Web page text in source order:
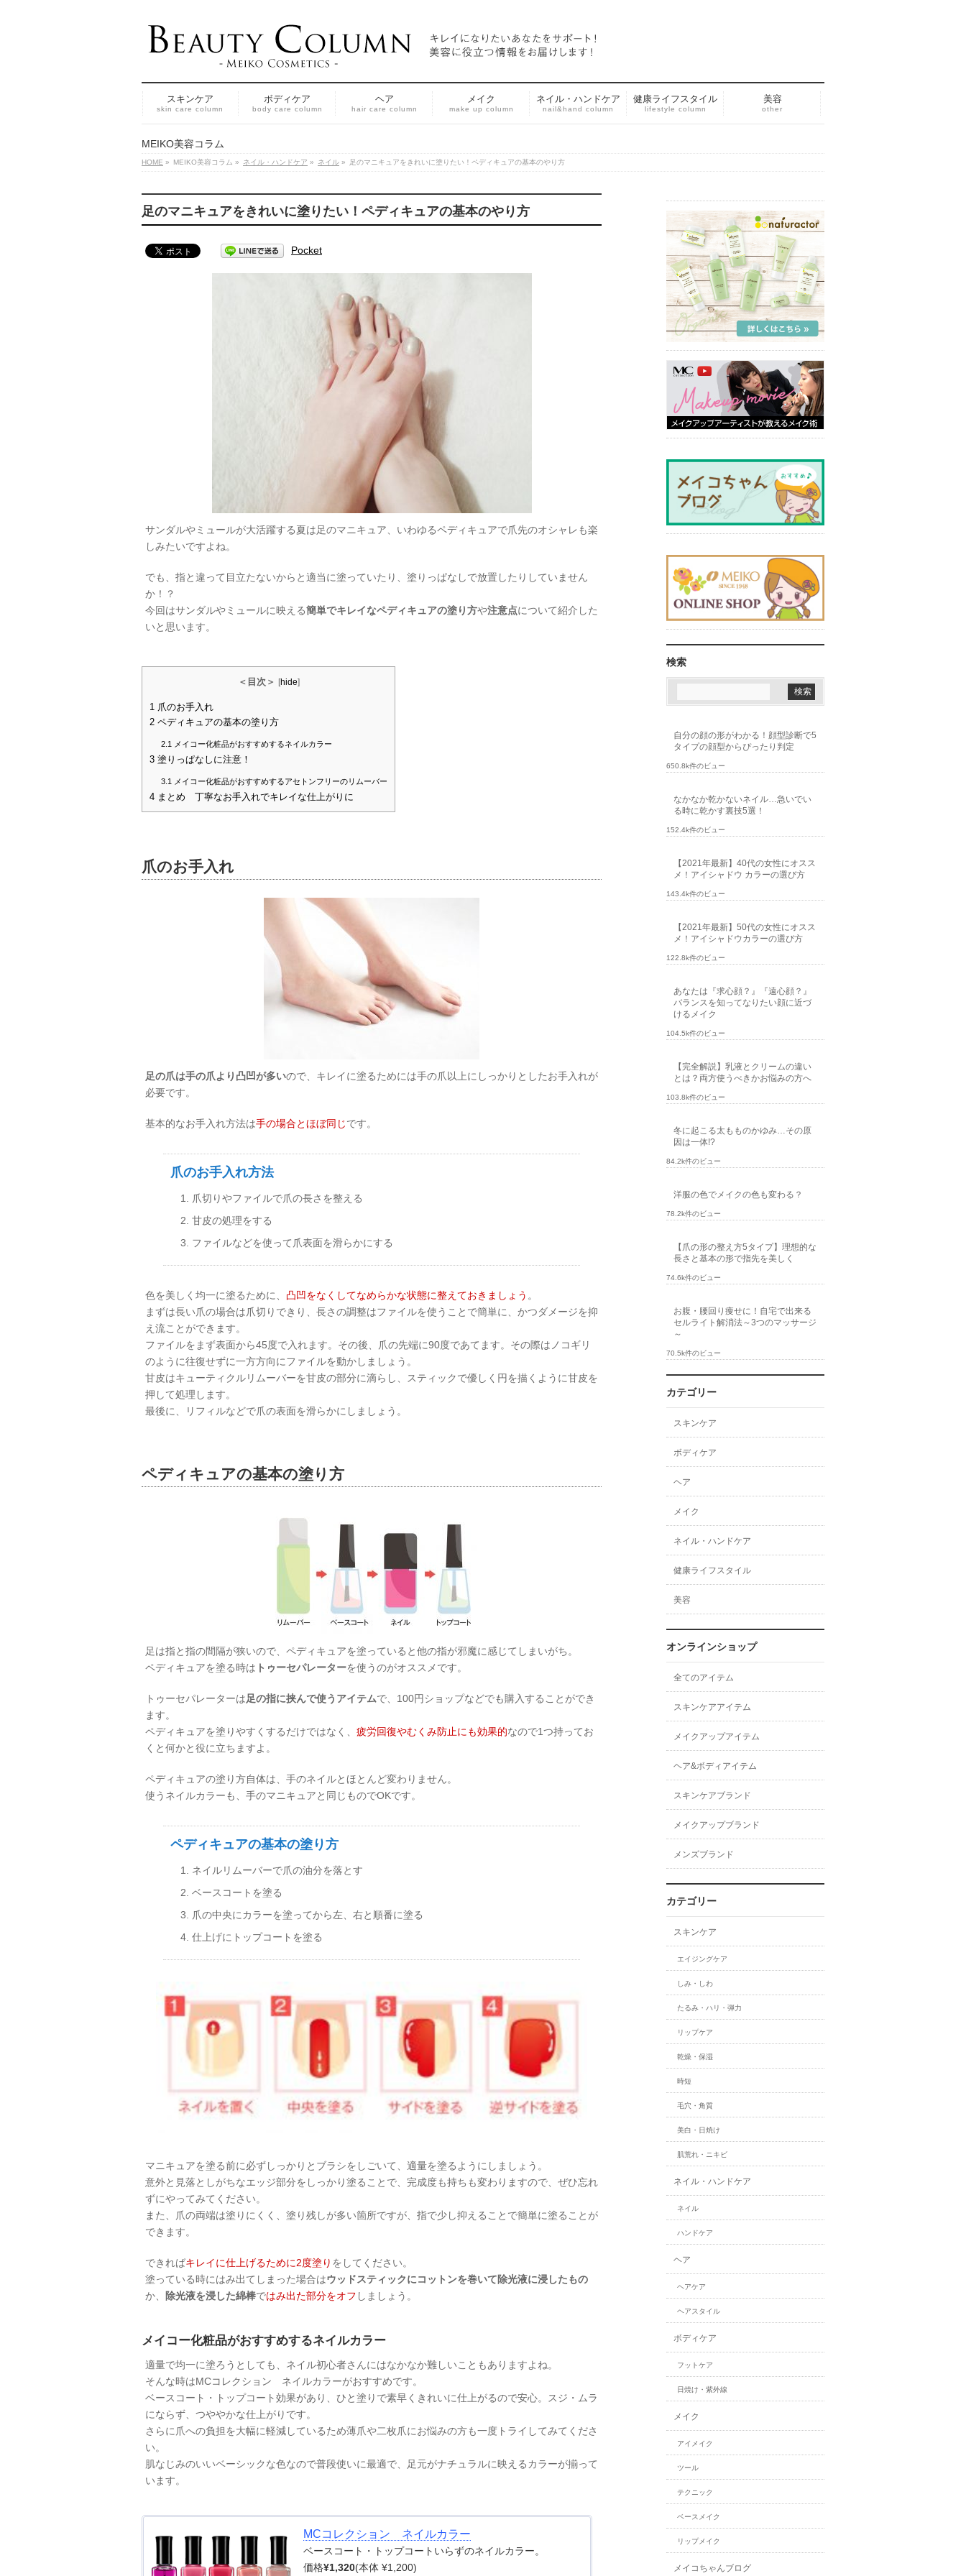
スキンケア
skin care column
ボディケア
body care column
ヘア
hair care column
メイク
make up column
ネイル・ハンドケア
nail&hand column
健康ライフスタイル
lifestyle column
美容
other
MEIKO美容コラム
HOME » MEIKO美容コラム » ネイル・ハンドケア » ネイル » 足のマニキュアをきれいに塗りたい！ペディキュアの基本のやり方
足のマニキュアをきれいに塗りたい！ペディキュアの基本のやり方
Pocket
サンダルやミュールが大活躍する夏は足のマニキュア、いわゆるペディキュアで爪先のオシャレも楽
しみたいですよね。
でも、指と違って目立たないからと適当に塗っていたり、塗りっぱなしで放置したりしていません
か！？
今回はサンダルやミュールに映える簡単でキレイなペディキュアの塗り方や注意点について紹介した
いと思います。
＜目次＞ [hide]
1 爪のお手入れ
2 ペディキュアの基本の塗り方
2.1 メイコー化粧品がおすすめするネイルカラー
3 塗りっぱなしに注意！
3.1 メイコー化粧品がおすすめするアセトンフリーのリムーバー
4 まとめ 丁寧なお手入れでキレイな仕上がりに
爪のお手入れ
足の爪は手の爪より凸凹が多いので、キレイに塗るためには手の爪以上にしっかりとしたお手入れが
必要です。
基本的なお手入れ方法は手の場合とほぼ同じです。
爪のお手入れ方法
爪切りやファイルで爪の長さを整える
甘皮の処理をする
ファイルなどを使って爪表面を滑らかにする
色を美しく均一に塗るために、 凸凹をなくしてなめらかな状態に整えておきましょう 。
まずは長い爪の場合は爪切りできり、長さの調整はファイルを使うことで簡単に、かつダメージを抑
え流ことができます。
ファイルをまず表面から45度で入れます。その後、爪の先端に90度であてます。その際はノコギリ
のように往復せずに一方方向にファイルを動かしましょう。
甘皮はキューティクルリムーバーを甘皮の部分に滴らし、スティックで優しく円を描くように甘皮を
押して処理します。
最後に、リフィルなどで爪の表面を滑らかにしましょう。
ペディキュアの基本の塗り方
足は指と指の間隔が狭いので、ペディキュアを塗っていると他の指が邪魔に感じてしまいがち。
ペディキュアを塗る時は トゥーセパレーターを使うのがオススメです。
トゥーセパレーターは足の指に挟んで使うアイテムで、100円ショップなどでも購入することができ
ます。
ペディキュアを塗りやすくするだけではなく、 疲労回復やむくみ防止にも効果的なので1つ持ってお
くと何かと役に立ちますよ。
ペディキュアの塗り方自体は、手のネイルとほとんど変わりません。
使うネイルカラーも、手のマニキュアと同じものでOKです。
ペディキュアの基本の塗り方
ネイルリムーバーで爪の油分を落とす
ベースコートを塗る
爪の中央にカラーを塗ってから左、右と順番に塗る
仕上げにトップコートを塗る
マニキュアを塗る前に必ずしっかりとブラシをしごいて、適量を塗るようにしましょう。
意外と見落としがちなエッジ部分をしっかり塗ることで、完成度も持ちも変わりますので、ぜひ忘れ
ずにやってみてください。
また、爪の両端は塗りにくく、塗り残しが多い箇所ですが、指で少し抑えることで簡単に塗ることが
できます。
できればキレイに仕上げるために2度塗り をしてください。
塗っている時にはみ出てしまった場合はウッドスティックにコットンを巻いて除光液に浸したもの
か、
除光液を浸した綿棒ではみ出た部分をオフ しましょう。
メイコー化粧品がおすすめするネイルカラー
適量で均一に塗ろうとしても、ネイル初心者さんにはなかなか難しいこともありますよね。
そんな時はMCコレクション ネイルカラーがおすすめです。
ベースコート・トップコート効果があり、ひと塗りで素早くきれいに仕上がるので安心。スジ・ムラ
にならず、つややかな仕上がりです。
さらに爪への負担を大幅に軽減しているため薄爪や二枚爪にお悩みの方も一度トライしてみてくださ
い。
肌なじみのいいベーシックな色なので普段使いに最適で、足元がナチュラルに映えるカラーが揃って
います。
MCコレクション ネイルカラー
ベースコート・トップコートいらずのネイルカラー。
価格¥1,320(本体 ¥1,200)
検索
自分の顔の形がわかる！顔型診断で5
タイプの顔型からぴったり判定
650.8k件のビュー
なかなか乾かないネイル…急いでい
る時に乾かす裏技5選！
152.4k件のビュー
【2021年最新】40代の女性にオスス
メ！アイシャドウ カラーの選び方
143.4k件のビュー
【2021年最新】50代の女性にオスス
メ！アイシャドウカラーの選び方
122.8k件のビュー
あなたは『求心顔？』『遠心顔？』
バランスを知ってなりたい顔に近づ
けるメイク
104.5k件のビュー
【完全解説】乳液とクリームの違い
とは？両方使うべきかお悩みの方へ
103.8k件のビュー
冬に起こる太もものかゆみ…その原
因は一体!?
84.2k件のビュー
洋服の色でメイクの色も変わる？
78.2k件のビュー
【爪の形の整え方5タイプ】理想的な
長さと基本の形で指先を美しく
74.6k件のビュー
お腹・腰回り痩せに！自宅で出来る
セルライト解消法～3つのマッサージ
～
70.5k件のビュー
カテゴリー
スキンケア
ボディケア
ヘア
メイク
ネイル・ハンドケア
健康ライフスタイル
美容
オンラインショップ
全てのアイテム
スキンケアアイテム
メイクアップアイテム
ヘア&ボディアイテム
スキンケアブランド
メイクアップブランド
メンズブランド
カテゴリー
スキンケア
エイジングケア
しみ・しわ
たるみ・ハリ・弾力
リップケア
乾燥・保湿
時短
毛穴・角質
美白・日焼け
肌荒れ・ニキビ
ネイル・ハンドケア
ネイル
ハンドケア
ヘア
ヘアケア
ヘアスタイル
ボディケア
フットケア
日焼け・紫外線
メイク
アイメイク
ツール
テクニック
ベースメイク
リップメイク
メイコちゃんブログ